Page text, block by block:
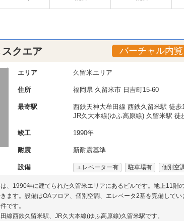
クエア バーチャル内覧
エリア 久留米エリア
住所 福岡県 久留米市日吉町15-60
最寄駅
西鉄天神大牟田線 西鉄久留米駅 徒歩
JR久大本線(ゆふ高原線) 久留米駅 徒
竣工 1990年
耐震 新耐震基準
設備 エレベーター有 駐車場有 個別空
、1990年に建てられた久留米エリアにあるビルです。地上11階
ます。設備はOAフロア、個別空調、エレベータ2基を完備して
です。
線西鉄久留米駅、JR久大本線(ゆふ高原線)久留米駅です。